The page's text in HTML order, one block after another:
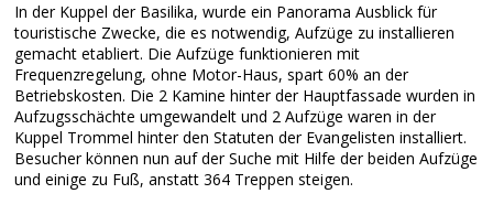
In der Kuppel der Basilika, wurde ein Panorama Ausblick für
touristische Zwecke, die es notwendig, Aufzüge zu installieren
gemacht etabliert. Die Aufzüge funktionieren mit
Frequenzregelung, ohne Motor-Haus, spart 60% an der
Betriebskosten. Die 2 Kamine hinter der Hauptfassade wurden in
Aufzugsschächte umgewandelt und 2 Aufzüge waren in der
Kuppel Trommel hinter den Statuten der Evangelisten installiert.
Besucher können nun auf der Suche mit Hilfe der beiden Aufzüge
und einige zu Fuß, anstatt 364 Treppen steigen.